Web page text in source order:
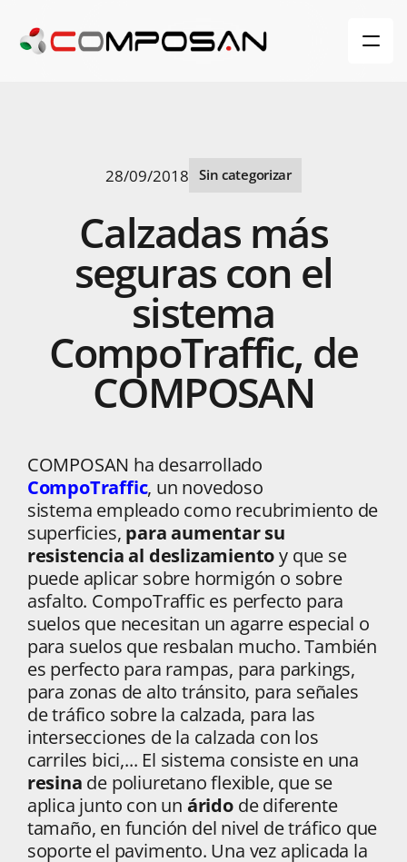
28/09/2018 Sin categorizar
Calzadas más
segurascon el
sistema
CompoTraffic, de
COMPOSAN
COMPOSAN ha desarrollado
CompoTraffic, un novedoso
sistema empleado como recubrimiento de
superficies, para aumentar su
resistencia al deslizamientoy que se
puede aplicar sobre hormigón o sobre
asfalto. CompoTraffic es perfecto para
suelos que necesitan un agarre especial o
para suelos que resbalan mucho. También
es perfecto para rampas, para parkings,
para zonas de alto tránsito, para señales
de tráfico sobre la calzada, para las
intersecciones de la calzada con los
carriles bici,... El sistema consiste en una
resina de poliuretano flexible, que se
aplica junto con un áridode diferente
tamaño, en función del nivel de tráfico que
soporte el pavimento. Una vez aplicada la